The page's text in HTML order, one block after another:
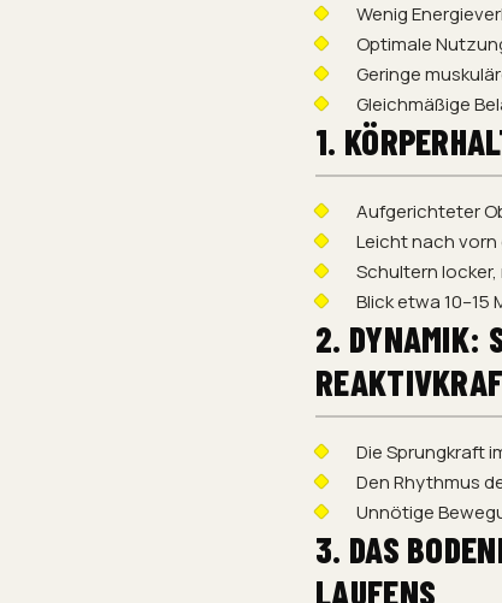
Wenig
Optimale
Geringe
Gleichmäßige
1.
Aufgerichteter
Leicht nach vorn
Schultern
Blick etwa
2. DYNAMIK:
Die Sprungkraft
Den Rhythmus
Unnötige
3. DAS
LAUFENS